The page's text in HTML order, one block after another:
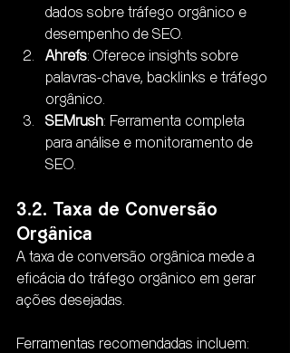
dados sobre tráfego orgânico e
desempenho de SEO.
Ahrefs: Oferece insights sobre
palavras-chave, backlinks e tráfego
orgânico.
SEMrush: Ferramenta completa
para análise e monitoramento de
SEO.
3.2. Taxa de Conversão
Orgânica
A taxa de conversão orgânica mede a
eficácia do tráfego orgânico em gerar
ações desejadas.
Ferramentas recomendadas incluem: